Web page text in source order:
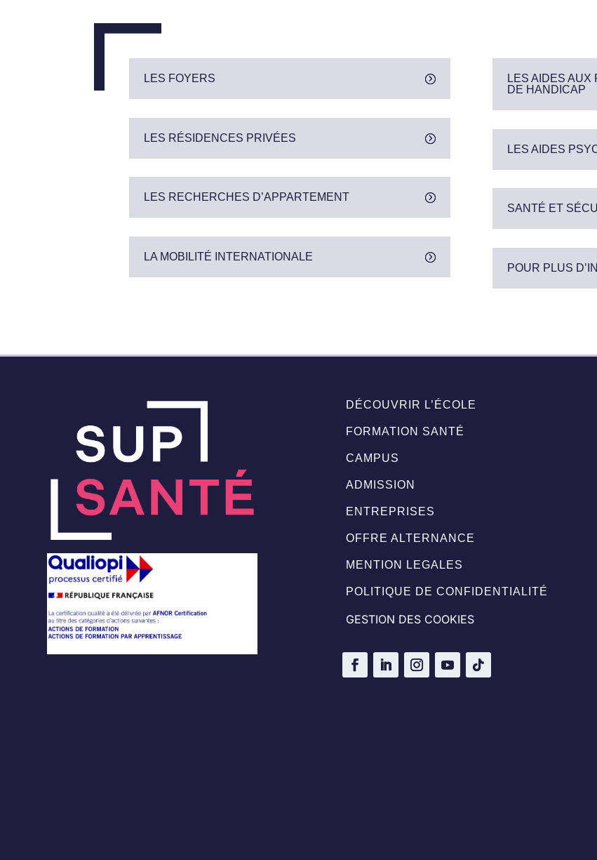
LES FOYERS
LES RÉSIDENCES PRIVÉES
LES RECHERCHES D’APPARTEMENT
LA MOBILITÉ INTERNATIONALE
LES AIDES AUX
DE HANDICAP
LES AIDES
SANTÉ ET
POUR PLUS
DÉCOUVRIR L’ÉCOLE
FORMATION SANTÉ
CAMPUS
ADMISSION
ENTREPRISES
OFFRE ALTERNANCE
MENTION LEGALES
POLITIQUE DE CONFIDENTIALITÉ
GESTION DES COOKIES